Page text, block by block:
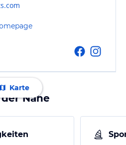
Karte
Nähe